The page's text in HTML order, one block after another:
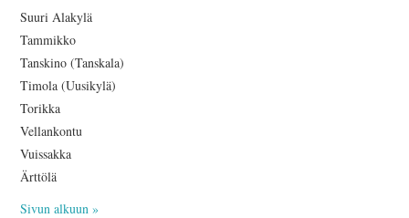
Suuri Alakylä
Tammikko
Tanskino (Tanskala)
Timola (Uusikylä)
Torikka
Vellankontu
Vuissakka
Ärttölä
Sivun alkuun »